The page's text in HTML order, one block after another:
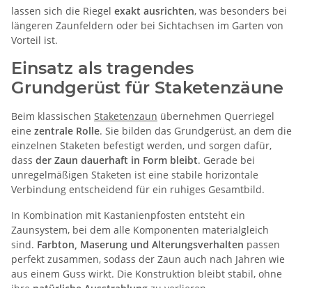
lassen sich die Riegel exakt ausrichten, was besonders bei
längeren Zaunfeldern oder bei Sichtachsen im Garten von
Vorteil ist.
Einsatz als tragendes
Grundgerüst für Staketenzäune
Beim klassischen Staketenzaun übernehmen Querriegel
eine zentrale Rolle. Sie bilden das Grundgerüst, an dem die
einzelnen Staketen befestigt werden, und sorgen dafür,
dass der Zaun dauerhaft in Form bleibt. Gerade bei
unregelmäßigen Staketen ist eine stabile horizontale
Verbindung entscheidend für ein ruhiges Gesamtbild.
In Kombination mit Kastanienpfosten entsteht ein
Zaunsystem, bei dem alle Komponenten materialgleich
sind. Farbton, Maserung und Alterungsverhalten passen
perfekt zusammen, sodass der Zaun auch nach Jahren wie
aus einem Guss wirkt. Die Konstruktion bleibt stabil, ohne